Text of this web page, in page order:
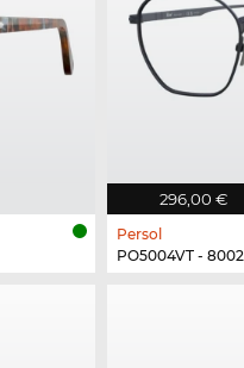
296,00 €
Persol
PO5004VT - 8002